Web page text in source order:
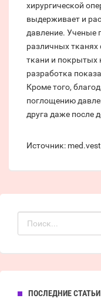
хирургической
выдерживает и
давление. Ученые
различных
ткани и покрытых
разработка
Кроме того,
поглощению
друга даже после
Источник:
ПОСЛЕДНИЕ СТАТЬИ